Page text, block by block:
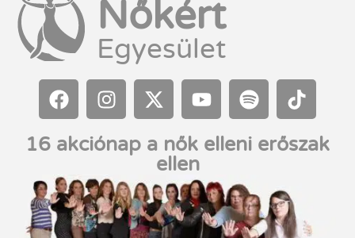
Nőkért
Egyesület
16 akciónap a nők elleni erőszak
ellen